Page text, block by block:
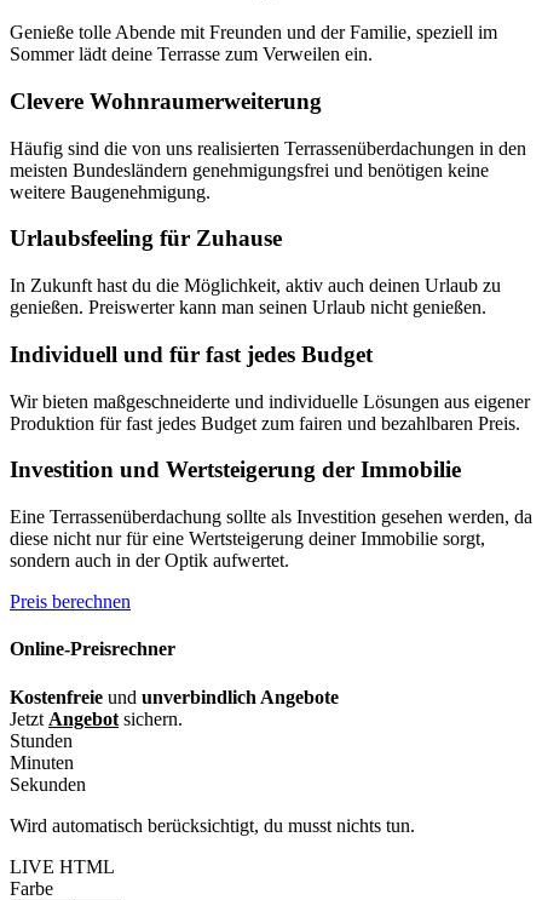
Genieße tolle Abende mit Freunden und der Familie, speziell im
Sommer lädt deine Terrasse zum Verweilen ein.
Clevere Wohnraumerweiterung
Häufig sind die von uns realisierten Terrassenüberdachungen in den
meisten Bundesländern genehmigungsfrei und benötigen keine
weitere Baugenehmigung.
Urlaubsfeeling für Zuhause
In Zukunft hast du die Möglichkeit, aktiv auch deinen Urlaub zu
genießen. Preiswerter kann man seinen Urlaub nicht genießen.
Individuell und für fast jedes Budget
Wir bieten maßgeschneiderte und individuelle Lösungen aus eigener
Produktion für fast jedes Budget zum fairen und bezahlbaren Preis.
Investition und Wertsteigerung der Immobilie
Eine Terrassenüberdachung sollte als Investition gesehen werden, da
diese nicht nur für eine Wertsteigerung deiner Immobilie sorgt,
sondern auch in der Optik aufwertet.
Preis berechnen
Online-Preisrechner
Kostenfreie und unverbindlich Angebote
Jetzt Angebot sichern.
Stunden
Minuten
Sekunden
Wird automatisch berücksichtigt, du musst nichts tun.
LIVE HTML
Farbe